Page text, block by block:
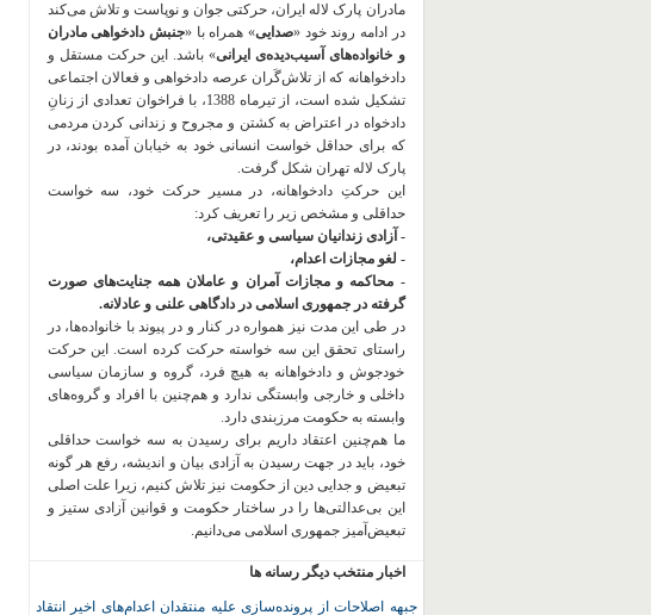
مادران پارک لاله ایران، حرکتی جوان و نوپاست و تلاش می‌کند
در ادامه روند خود «صدایی» همراه با «جنبش دادخواهی مادران
و خانواده‌های آسیب‌دیده‌ی ایرانی» باشد. این حرکت مستقل و
دادخواهانه که از تلاش‌گَران عرصه دادخواهی و فعالان اجتماعی
تشکیل شده است، از تیرماه 1388، با فراخوان تعدادی از زنانِ
دادخواه در اعتراض به کشتن و مجروح و زندانی کردن مردمی
که برای حداقل خواست انسانی خود به خیابان آمده بودند، در
پارک لاله تهران شکل گرفت.
این حرکتِ دادخواهانه، در مسیر حرکت خود، سه خواست
حداقلی و مشخص زیر را تعریف کرد:
- آزادی زندانیان سیاسی و عقیدتی،
- لغو مجازات اعدام،
- محاکمه و مجازات آمران و عاملان همه جنایت‌های صورت
گرفته در جمهوری اسلامی در دادگاهی علنی و عادلانه.
در طی این مدت نیز همواره در کنار و در پیوند با خانواده‌ها، در
راستای تحقق این سه خواسته حرکت کرده است. این حرکت
خودجوش و دادخواهانه به هیچ فرد، گروه و سازمان سیاسی
داخلی و خارجی وابستگی ندارد و هم‌چنین با افراد و گروه‌های
وابسته به حکومت مرزبندی دارد.
ما هم‌چنین اعتقاد داریم برای رسیدن به سه خواست حداقلی
خود، باید در جهت رسیدن به آزادی بیان و اندیشه، رفع هر گونه
تبعیض و جدایی دین از حکومت نیز تلاش کنیم، زیرا علت اصلی
این بی‌عدالتی‌ها را در ساختار حکومت و قوانین آزادی ستیز و
تبعیض‌آمیز جمهوری اسلامی می‌دانیم.
اخبار منتخب دیگر رسانه ها
جبهه اصلاحات از پرونده‌سازی علیه منتقدان اعدام‌های اخیر انتقاد